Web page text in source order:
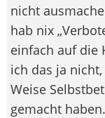
nicht
hab nix
einfach auf die
ich das ja
Weise
gemacht haben.